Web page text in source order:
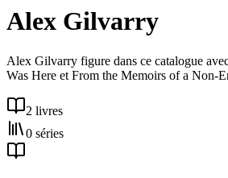
Alex Gilvarry
Alex Gilvarry figure dans ce catalogue
Was Here et From the Memoirs of a Non-
2 livres
0 séries